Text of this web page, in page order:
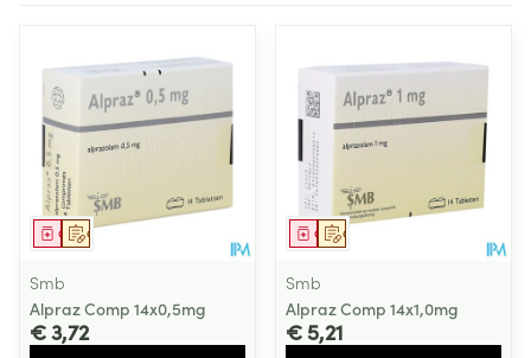
Op voorschrift
Geneesmiddel
Smb
Alpraz Comp 14x0,5mg
€ 3,72
Op voorschrift
Geneesmiddel
Smb
Alpraz Comp 14x1,0mg
€ 5,21